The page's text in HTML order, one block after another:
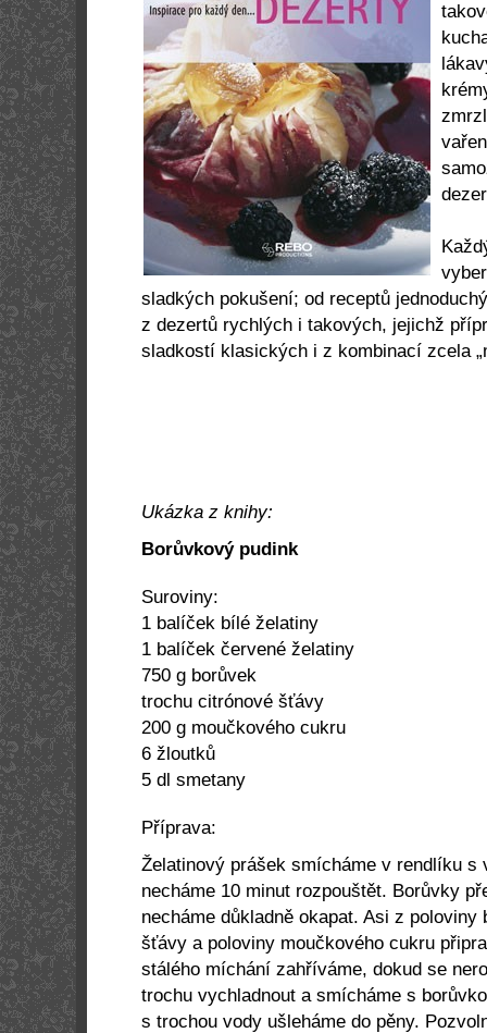
sladkých pokušení; od receptů
z dezertů rychlých i takových, jejichž
sladkostí klasických i z kombinací zcela
Ukázka z knihy:
Borůvkový pudink
Suroviny:
1 balíček bílé želatiny
1 balíček červené želatiny
750 g borůvek
trochu citrónové šťávy
200 g moučkového cukru
6 žloutků
5 dl smetany
Příprava:
Želatinový prášek smícháme v rendlíku s
necháme 10 minut rozpouštět. Borůvky
necháme důkladně okapat. Asi z poloviny
šťávy a poloviny moučkového cukru
stálého míchání zahříváme, dokud se
trochu vychladnout a smícháme s
s trochou vody ušleháme do pěny.